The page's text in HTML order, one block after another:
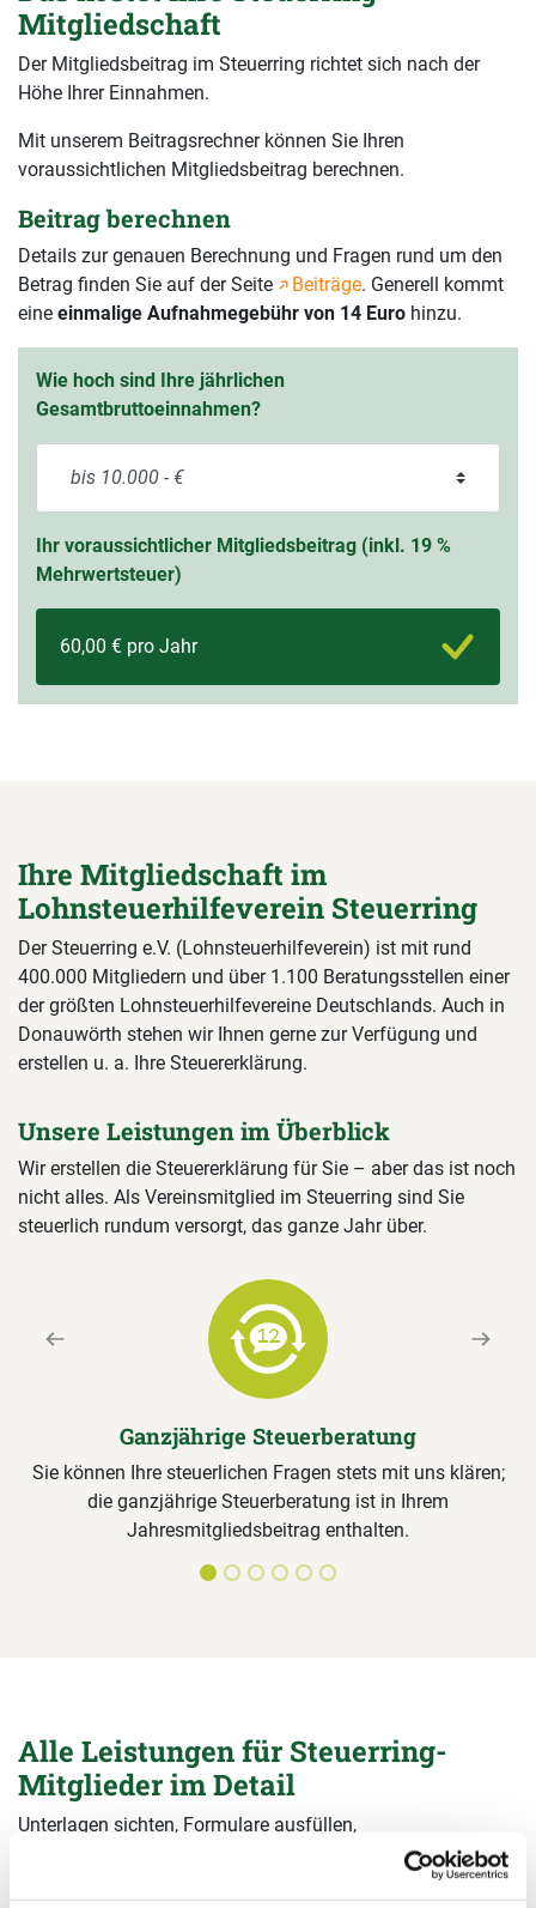
Mitgliedschaft
Der Mitgliedsbeitrag im Steuerring richtet sich nach der
Höhe Ihrer Einnahmen.
Mit unserem Beitragsrechner können Sie Ihren
voraussichtlichen Mitgliedsbeitrag berechnen.
Beitrag berechnen
Details zur genauen Berechnung und Fragen rund um den
Betrag finden Sie auf der Seite
Beiträge. Generell kommt
eine einmalige Aufnahmegebühr von 14 Euro hinzu.
Wie hoch sind Ihre jährlichen
Gesamtbruttoeinnahmen?
Ihr voraussichtlicher Mitgliedsbeitrag (inkl. 19 %
Mehrwertsteuer)
60,00 € pro Jahr
Ihre Mitgliedschaft im
Lohnsteuerhilfeverein Steuerring
Der Steuerring e.V. (Lohnsteuerhilfeverein) ist mit rund
400.000 Mitgliedern und über 1.100 Beratungsstellen einer
der größten Lohnsteuerhilfevereine Deutschlands. Auch in
Donauwörth stehen wir Ihnen gerne zur Verfügung und
erstellen u. a. Ihre Steuererklärung.
Unsere Leistungen im Überblick
Wir erstellen die Steuererklärung für Sie – aber das ist noch
nicht alles. Als Vereinsmitglied im Steuerring sind Sie
steuerlich rundum versorgt, das ganze Jahr über.
Ganzjährige Steuerberatung
Sie können Ihre steuerlichen Fragen stets mit uns klären;
die ganzjährige Steuerberatung ist in Ihrem
Jahresmitgliedsbeitrag enthalten.
Previous Next
Alle Leistungen für Steuerring-
Mitglieder im Detail
Unterlagen sichten, Formulare ausfüllen,
Steuerermäßigungen beantragen, Bescheide prüfen – wir
übernehmen alle Arbeiten rund um die Steuererklärung und